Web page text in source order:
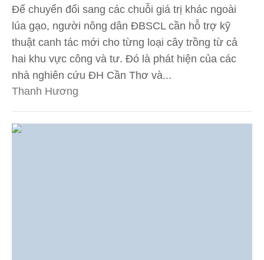
Để chuyển đổi sang các chuỗi giá trị khác ngoài
lúa gạo, người nông dân ĐBSCL cần hỗ trợ kỹ
thuật canh tác mới cho từng loại cây trồng từ cả
hai khu vực công và tư. Đó là phát hiện của các
nhà nghiên cứu ĐH Cần Thơ và...
Thanh Hương